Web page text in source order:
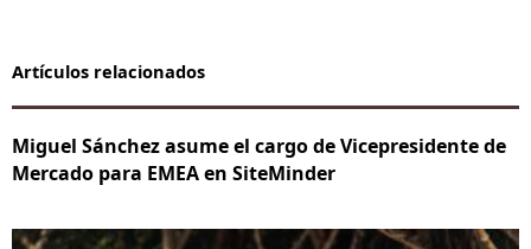
Artículos relacionados
Miguel Sánchez asume el cargo de Vicepresidente de
Mercado para EMEA en SiteMinder